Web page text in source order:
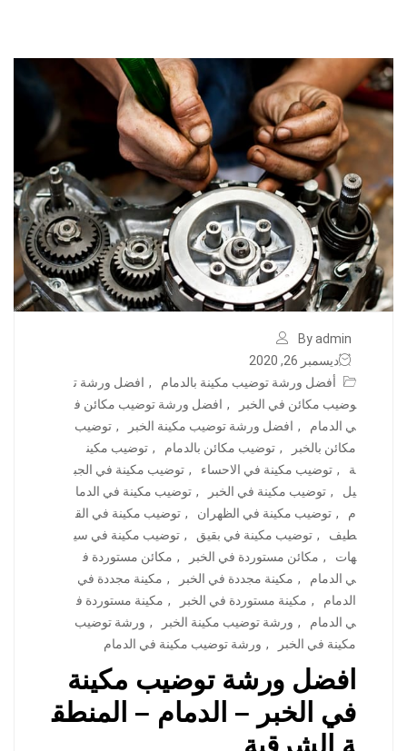
By admin
ديسمبر 26, 2020
أفضل ورشة توضيب مكينة بالدمام
, افضل ورشة ت
وضيب مكائن في الخبر
, افضل ورشة توضيب مكائن ف
ي الدمام
, افضل ورشة توضيب مكينة الخبر , توضيب
مكائن بالخبر
, توضيب مكائن بالدمام , توضيب مكين
ة
, توضيب مكينة في الاحساء , توضيب مكينة في الجب
يل
, توضيب مكينة في الخبر , توضيب مكينة في الدما
م
, توضيب مكينة في الظهران , توضيب مكينة في الق
طيف
, توضيب مكينة في بقيق , توضيب مكينة في سي
هات
, مكائن مستوردة في الخبر , مكائن مستوردة ف
ي الدمام
, مكينة مجددة في الخبر , مكينة مجددة في
الدمام
, مكينة مستوردة في الخبر , مكينة مستوردة ف
ي الدمام
, ورشة توضيب مكينة الخبر , ورشة توضيب
مكينة في الخبر
, ورشة توضيب مكينة في الدمام
افضل ورشة توضيب مكينة
في الخبر – الدمام – المنطق
ة الشرقية